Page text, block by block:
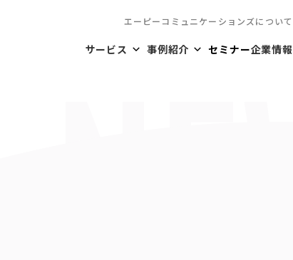
エーピーコミュニケーションズについて
サービス 事例紹介 セミナー企業情報